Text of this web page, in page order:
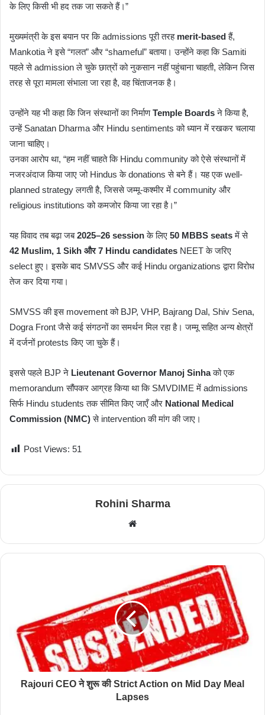
के लिए किसी भी हद तक जा सकते हैं।”
मुख्यमंत्री के इस बयान पर कि admissions पूरी तरह merit-basedहैं,
Mankotia ने इसे “गलत” और “shameful” बताया। उन्होंने कहा कि Samiti
पहले से admission ले चुके छात्रों को नुकसान नहीं पहुंचाना चाहती, लेकिन जिस
तरह से पूरा मामला संभाला जा रहा है, वह चिंताजनक है।
उन्होंने यह भी कहा कि जिन संस्थानों का निर्माणTemple Boardsने किया है,
उन्हें Sanatan Dharma और Hindu sentiments को ध्यान में रखकर चलाया
जाना चाहिए।
उनका आरोप था, “हम नहीं चाहते कि Hindu community को ऐसे संस्थानों में
नजरअंदाज किया जाए जो Hindus के donations से बने हैं। यह एक well-
planned strategy लगती है, जिससे जम्मू-कश्मीर में community और
religious institutions को कमजोर किया जा रहा है।”
यह विवाद तब बढ़ा जब2025–26 sessionके लिए 50 MBBS seatsमें से
42 Muslim, 1 Sikh और 7 Hindu candidates NEET के जरिए
select हुए। इसके बाद SMVSS और कई Hindu organizations द्वारा विरोध
तेज कर दिया गया।
SMVSS की इस movement को BJP, VHP, Bajrang Dal, Shiv Sena,
Dogra Front जैसे कई संगठनों का समर्थन मिल रहा है। जम्मू सहित अन्य क्षेत्रों
में दर्जनों protests किए जा चुके हैं।
इससे पहले BJP ने Lieutenant Governor Manoj Sinhaको एक
memorandum सौंपकर आग्रह किया था कि SMVDIME में admissions
सिर्फ Hindu students तक सीमित किए जाएँ और National Medical
Commission (NMC)से intervention की मांग की जाए।
Post Views: 51
Rohini Sharma
b
t
e
Rajouri CEO ने शुरू की Strict Action on Mid Day Meal
Lapses